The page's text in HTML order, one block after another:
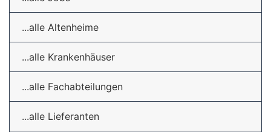
...alle Altenheime
...alle Krankenhäuser
...alle Fachabteilungen
...alle Lieferanten